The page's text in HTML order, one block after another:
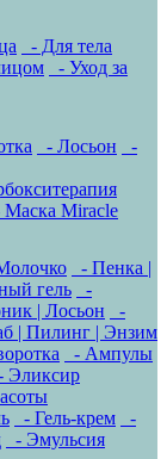
- Для тела
- Уход за
- Лосьон
-
Маска Miracle
- Пенка |
гель
-
| Лосьон
-
| Пилинг | Энзим
- Ампулы
Эликсир
- Гель-крем
-
- Эмульсия